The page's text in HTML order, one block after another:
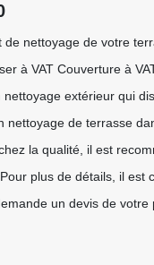
de nettoyage de votre
à VAT Couverture à
nettoyage extérieur qui
nettoyage de terrasse
la qualité, il est
plus de détails, il est
un devis de votre